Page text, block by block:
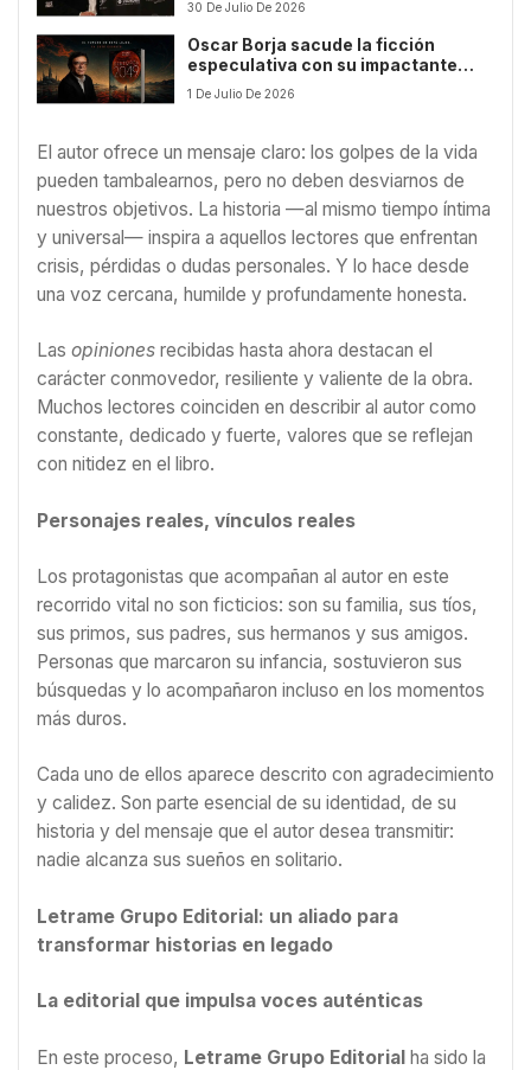
OBRA ‘INSOMNIA’
30 De Julio De 2026
Oscar Borja sacude la ficción
especulativa con su impactante
thriller ‘Distopía 2049’
1 De Julio De 2026
El autor ofrece un mensaje claro: los golpes de la vida
pueden tambalearnos, pero no deben desviarnos de
nuestros objetivos. La historia —al mismo tiempo íntima
y universal— inspira a aquellos lectores que enfrentan
crisis, pérdidas o dudas personales. Y lo hace desde
una voz cercana, humilde y profundamente honesta.
Las opiniones recibidas hasta ahora destacan el
carácter conmovedor, resiliente y valiente de la obra.
Muchos lectores coinciden en describir al autor como
constante, dedicado y fuerte, valores que se reflejan
con nitidez en el libro.
Personajes reales, vínculos reales
Los protagonistas que acompañan al autor en este
recorrido vital no son ficticios: son su familia, sus tíos,
sus primos, sus padres, sus hermanos y sus amigos.
Personas que marcaron su infancia, sostuvieron sus
búsquedas y lo acompañaron incluso en los momentos
más duros.
Cada uno de ellos aparece descrito con agradecimiento
y calidez. Son parte esencial de su identidad, de su
historia y del mensaje que el autor desea transmitir:
nadie alcanza sus sueños en solitario.
Letrame Grupo Editorial: un aliado para
transformar historias en legado
La editorial que impulsa voces auténticas
En este proceso, Letrame Grupo Editorial ha sido la